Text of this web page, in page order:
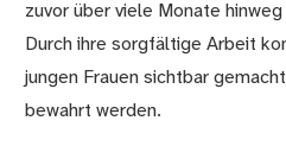
zuvor über viele Monate
Durch ihre sorgfältige Arbeit
jungen Frauen sichtbar
bewahrt werden.